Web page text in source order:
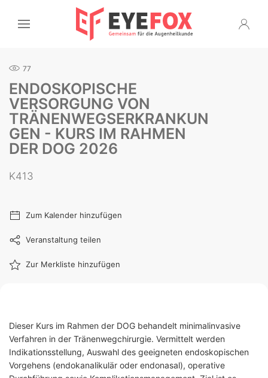
77
ENDOSKOPISCHE
VERSORGUNG VON
TRÄNENWEGSERKRANKUN
GEN - KURS IM RAHMEN
DER DOG 2026
K413
Zum Kalender hinzufügen
Veranstaltung teilen
Zur Merkliste hinzufügen
Dieser Kurs im Rahmen der DOG behandelt minimalinvasive
Verfahren in der Tränenwegchirurgie. Vermittelt werden
Indikationsstellung, Auswahl des geeigneten endoskopischen
Vorgehens (endokanalikulär oder endonasal), operative